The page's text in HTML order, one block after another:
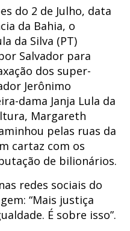
do 2 de Julho, data
da Bahia, o
da Silva (PT)
Salvador para
dos super-
Jerônimo
dama Janja Lula da
Margareth
pelas ruas da
cartaz com os
de bilionários.
redes sociais do
“Mais justiça
É sobre isso”.